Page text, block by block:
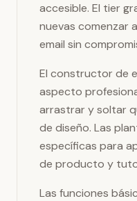
accesible. El tier
nuevas comenzar
email sin
El constructor de
aspecto
arrastrar y soltar
de diseño. Las
específicas para
de producto y
Las funciones